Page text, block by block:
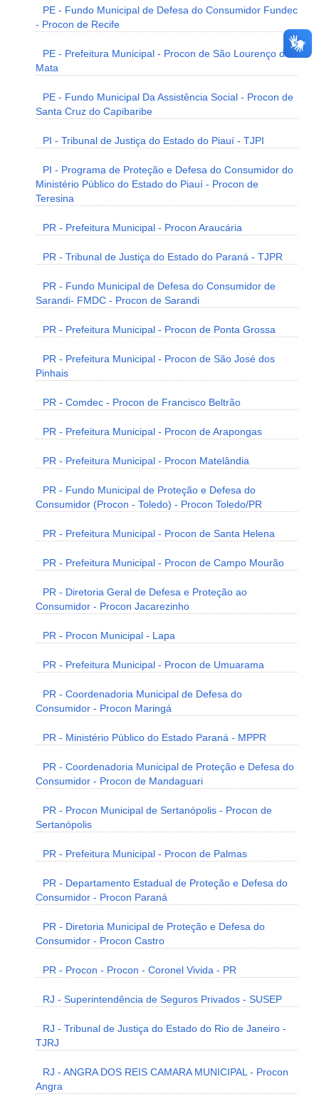
PE - Fundo Municipal de Defesa do Consumidor Fundec
- Procon de Recife
PE - Prefeitura Municipal - Procon de São Lourenço da
Mata
PE - Fundo Municipal Da Assistência Social - Procon de
Santa Cruz do Capibaribe
PI - Tribunal de Justiça do Estado do Piauí - TJPI
PI - Programa de Proteção e Defesa do Consumidor do
Ministério Público do Estado do Piauí - Procon de
Teresina
PR - Prefeitura Municipal - Procon Araucária
PR - Tribunal de Justiça do Estado do Paraná - TJPR
PR - Fundo Municipal de Defesa do Consumidor de
Sarandi- FMDC - Procon de Sarandi
PR - Prefeitura Municipal - Procon de Ponta Grossa
PR - Prefeitura Municipal - Procon de São José dos
Pinhais
PR - Comdec - Procon de Francisco Beltrão
PR - Prefeitura Municipal - Procon de Arapongas
PR - Prefeitura Municipal - Procon Matelândia
PR - Fundo Municipal de Proteção e Defesa do
Consumidor (Procon - Toledo) - Procon Toledo/PR
PR - Prefeitura Municipal - Procon de Santa Helena
PR - Prefeitura Municipal - Procon de Campo Mourão
PR - Diretoria Geral de Defesa e Proteção ao
Consumidor - Procon Jacarezinho
PR - Procon Municipal - Lapa
PR - Prefeitura Municipal - Procon de Umuarama
PR - Coordenadoria Municipal de Defesa do
Consumidor - Procon Maringá
PR - Ministério Público do Estado Paraná - MPPR
PR - Coordenadoria Municipal de Proteção e Defesa do
Consumidor - Procon de Mandaguari
PR - Procon Municipal de Sertanópolis - Procon de
Sertanópolis
PR - Prefeitura Municipal - Procon de Palmas
PR - Departamento Estadual de Proteção e Defesa do
Consumidor - Procon Paraná
PR - Diretoria Municipal de Proteção e Defesa do
Consumidor - Procon Castro
PR - Procon - Procon - Coronel Vivida - PR
RJ - Superintendência de Seguros Privados - SUSEP
RJ - Tribunal de Justiça do Estado do Rio de Janeiro -
TJRJ
RJ - ANGRA DOS REIS CAMARA MUNICIPAL - Procon
Angra